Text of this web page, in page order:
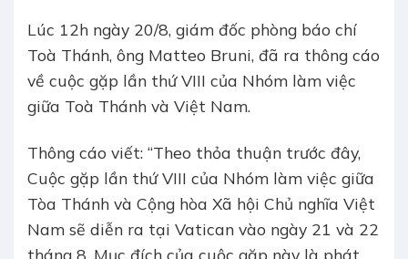
Lúc 12h ngày 20/8, giám đốc phòng báo chí
Toà Thánh, ông Matteo Bruni, đã ra thông cáo
về cuộc gặp lần thứ VIII của Nhóm làm việc
giữa Toà Thánh và Việt Nam.
Thông cáo viết: “Theo thỏa thuận trước đây,
Cuộc gặp lần thứ VIII của Nhóm làm việc giữa
Tòa Thánh và Cộng hòa Xã hội Chủ nghĩa Việt
Nam sẽ diễn ra tại Vatican vào ngày 21 và 22
tháng 8. Mục đích của cuộc gặp này là phát